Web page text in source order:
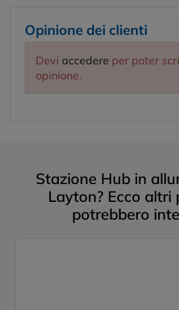
Opinione dei clienti
Devi accedere per poter
opinione.
Stazione Hub in
Layton? Ecco altri
potrebbero